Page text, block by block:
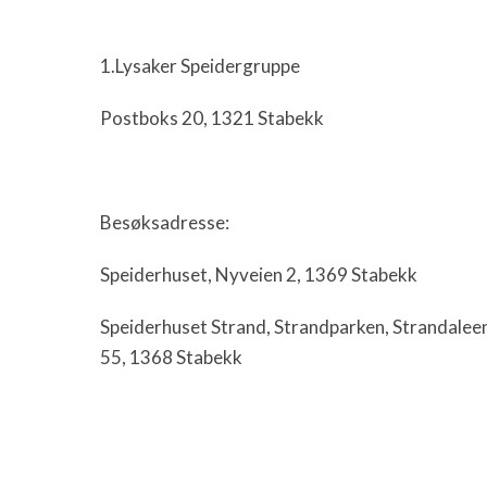
1.Lysaker Speidergruppe
Postboks 20, 1321 Stabekk
Besøksadresse:
Speiderhuset, Nyveien 2, 1369 Stabekk
Speiderhuset Strand, Strandparken,
55, 1368 Stabekk